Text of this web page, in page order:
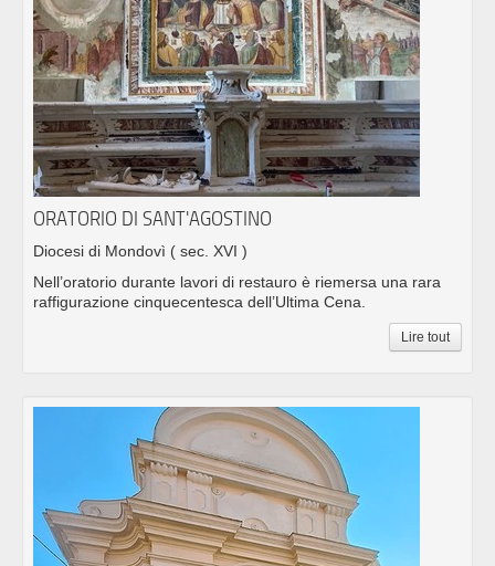
ORATORIO DI SANT'AGOSTINO
Diocesi di Mondovì ( sec. XVI )
Nell’oratorio durante lavori di restauro è riemersa una rara
raffigurazione cinquecentesca dell’Ultima Cena.
Lire tout